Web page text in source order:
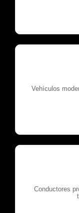
Vehículos
Conductores